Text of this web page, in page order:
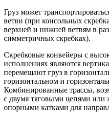
Груз может
ветви (при консольных
верхней и нижней ветвям в
симметричных скребках).
Скребковые конвейеры с
исполнениях являются
перемещают груз в
горизонтальном и
Комбинированные трассы,
с двумя тяговыми цепями
опорными катками для